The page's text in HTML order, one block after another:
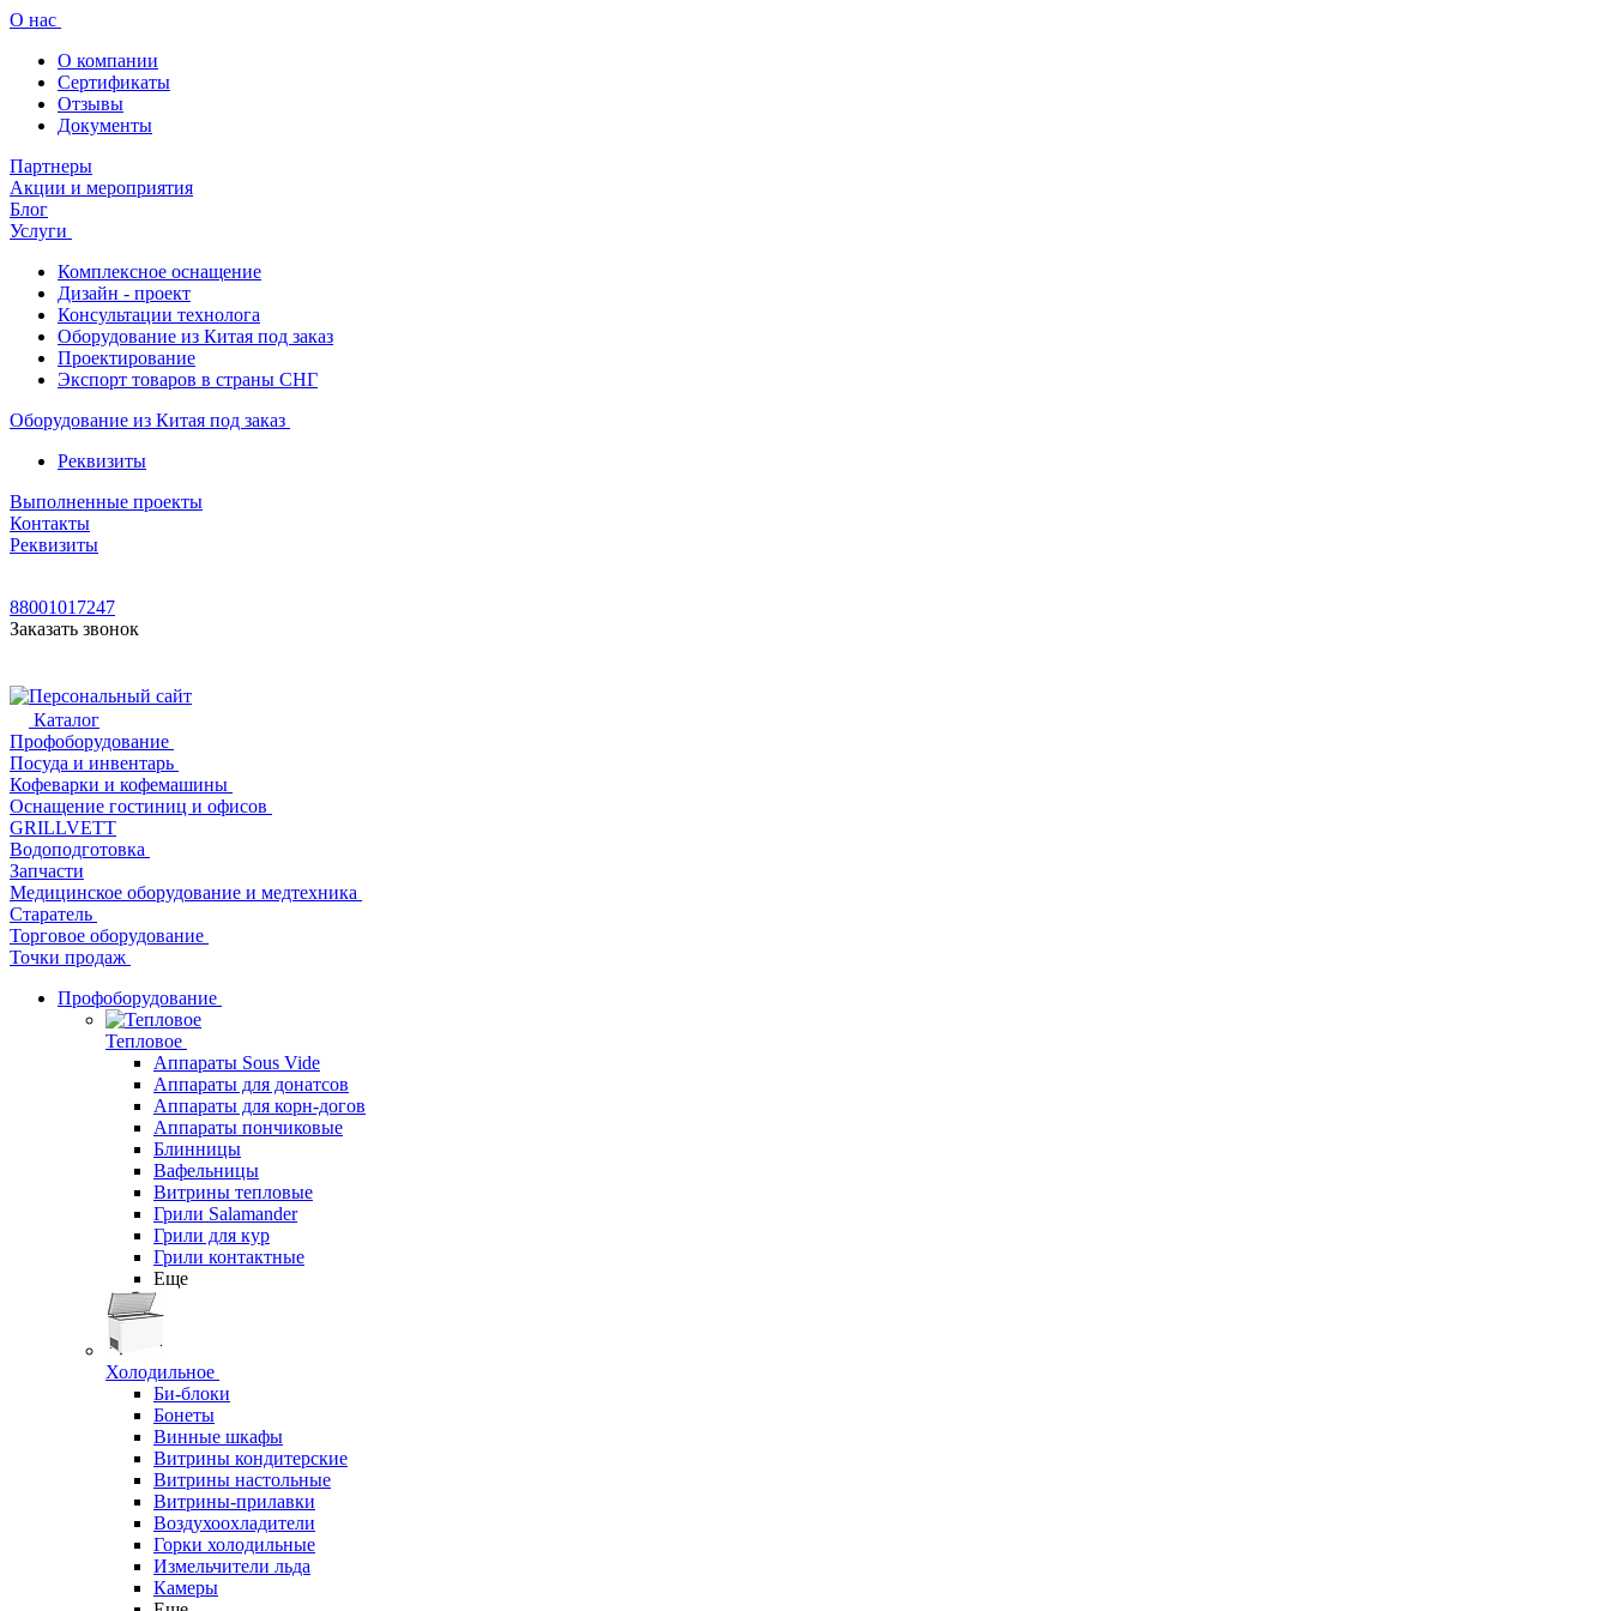
О нас
О компании
Сертификаты
Отзывы
Документы
Партнеры
Акции и мероприятия
Блог
Услуги
Комплексное оснащение
Дизайн - проект
Консультации технолога
Оборудование из Китая под заказ
Проектирование
Экспорт товаров в страны СНГ
Оборудование из Китая под заказ
Реквизиты
Выполненные проекты
Контакты
Реквизиты
88001017247
Заказать звонок
Каталог
Профоборудование
Посуда и инвентарь
Кофеварки и кофемашины
Оснащение гостиниц и офисов
GRILLVETT
Водоподготовка
Запчасти
Медицинское оборудование и медтехника
Старатель
Торговое оборудование
Точки продаж
Профоборудование
Тепловое
Аппараты Sous Vide
Аппараты для донатсов
Аппараты для корн-догов
Аппараты пончиковые
Блинницы
Вафельницы
Витрины тепловые
Грили Salamander
Грили для кур
Грили контактные
Еще
Холодильное
Би-блоки
Бонеты
Винные шкафы
Витрины кондитерские
Витрины настольные
Витрины-прилавки
Воздухоохладители
Горки холодильные
Измельчители льда
Камеры